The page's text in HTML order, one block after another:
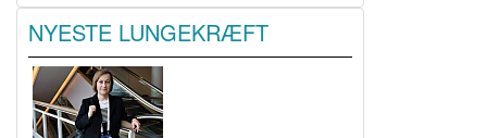
NYESTE LUNGEKRÆFT